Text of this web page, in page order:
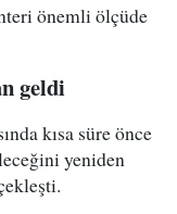
önemli ölçüde
geldi
kısa süre önce
yeniden